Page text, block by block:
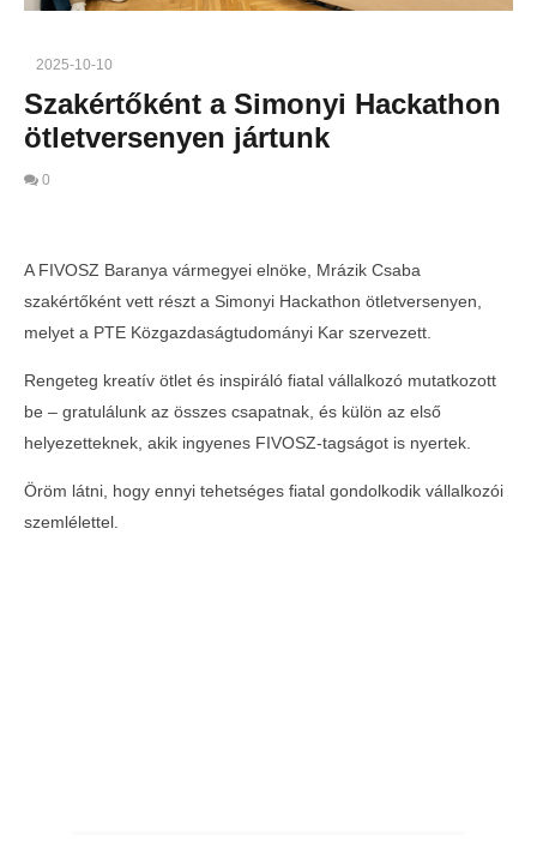
2025-10-10
Szakértőként a Simonyi Hackathon
ötletversenyen jártunk
0
A FIVOSZ Baranya vármegyei elnöke, Mrázik Csaba
szakértőként vett részt a Simonyi Hackathon ötletversenyen,
melyet a PTE Közgazdaságtudományi Kar szervezett.
Rengeteg kreatív ötlet és inspiráló fiatal vállalkozó mutatkozott
be – gratulálunk az összes csapatnak, és külön az első
helyezetteknek, akik ingyenes FIVOSZ-tagságot is nyertek.
Öröm látni, hogy ennyi tehetséges fiatal gondolkodik vállalkozói
szemlélettel.